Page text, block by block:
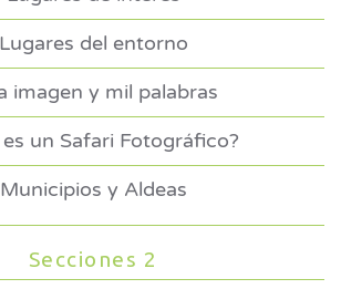
Lugares del entorno
imagen y mil palabras
un Safari Fotográfico?
Municipios y Aldeas
Secciones 2